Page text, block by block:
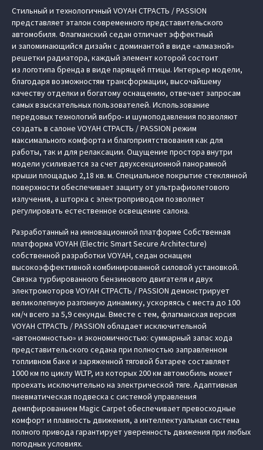
Стильный и технологичный VOYAH СТРАСТЬ / PASSION
представляет эталон современного представительского
автомобиля. Флагманский седан отличает эффектный
и запоминающийся дизайн с доминантой в виде «алмазной»
решетки радиатора, каждый элемент которой состоит
из логотипа бренда в виде парящей птицы. Интерьер модели,
благодаря возможностям трансформации, высочайшему
качеству отделки и богатому оснащению, отвечает запросам
самых взыскательных пользователей. Использование
передовых технологий вибро- и шумоподавления позволяют
создать в салоне VOYAH СТРАСТЬ / PASSION режим
максимального комфорта и благоприятствования как для
работы, так и для релаксации. Ощущение простора внутри
модели усиливается за счет двухсекционной панорамной
крыши площадью 2,18 кв. м. Специальное покрытие стеклянной
поверхности обеспечивает защиту от ультрафиолетового
излучения, а шторка с электроприводом позволяет
регулировать естественное освещение салона.
Разработанный на инновационной платформе Cобственная
платформа VOYAH (Electric Smart Secure Architecture)
собственной разработки VOYAH, седан оснащен
высокоэффективной комбинированной силовой установкой.
Связка турбированного бензинового двигателя и двух
электромоторов VOYAH СТРАСТЬ / PASSION демонстрирует
великолепную разгонную динамику, ускоряясь с места до 100
км/ч всего за 5,9 секунды. Вместе с тем, флагманская версия
VOYAH СТРАСТЬ / PASSION обладает исключительной
«автономностью» и экономичностью: суммарный запас хода
представительского седана при полностью заправленном
топливном баке и заряженной тяговой батарее составляет
1000 км по циклу WLTP, из которых 200 км автомобиль может
проехать исключительно на электрической тяге. Адаптивная
пневматическая подвеска с системой управления
демпфированием Magic Carpet обеспечивает превосходные
комфорт и плавность движения, а интеллектуальная система
полного привода гарантирует уверенность движения при любых
погодных условиях.